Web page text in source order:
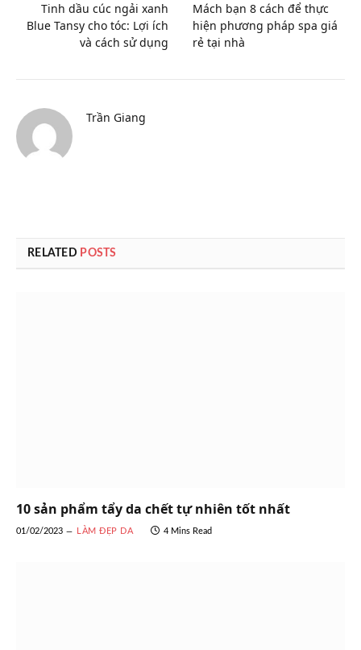
Tinh dầu cúc ngải xanh
Blue Tansy cho tóc: Lợi ích
và cách sử dụng
Mách bạn 8 cách để thực
hiện phương pháp spa giá
rẻ tại nhà
Trần Giang
RELATED POSTS
10 sản phẩm tẩy da chết tự nhiên tốt nhất
01/02/2023 LÀM ĐẸP DA 4 Mins Read